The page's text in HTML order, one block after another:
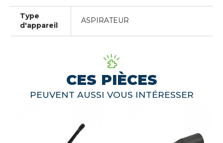
Type
d'appareil
ASPIRATEUR
CES PIÈCES
PEUVENT AUSSI VOUS INTÉRESSER